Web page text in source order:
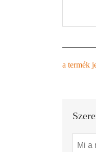
a termék